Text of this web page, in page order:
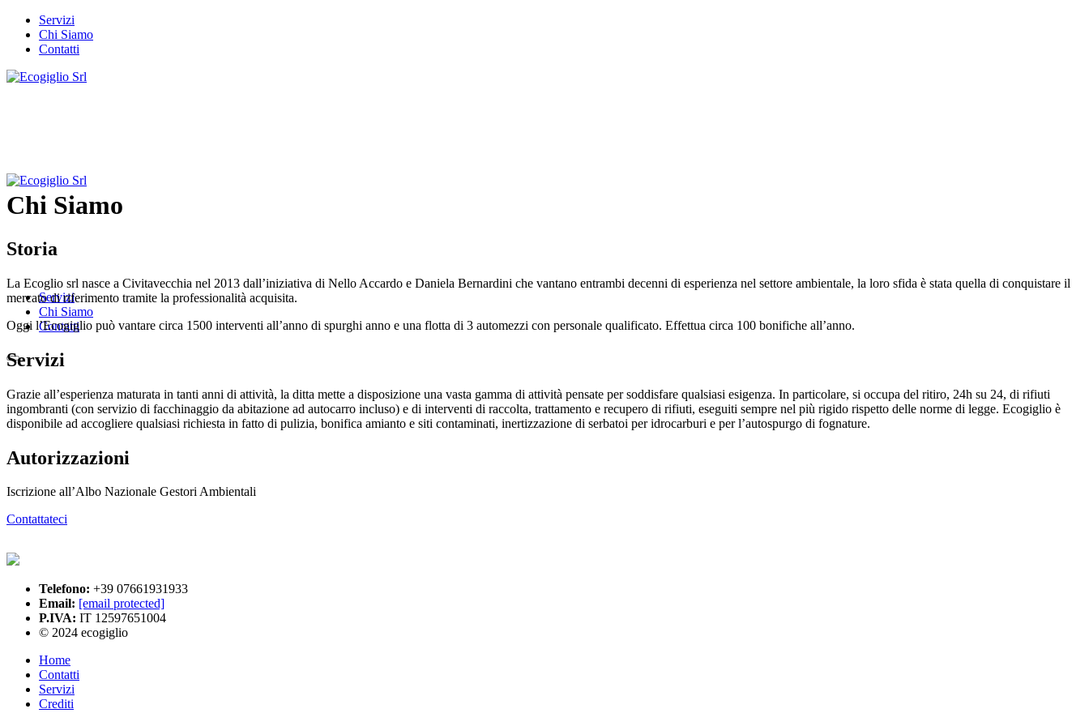
Servizi
Chi Siamo
Contatti
Servizi
Chi Siamo
Contatti
Chi Siamo
Storia
La Ecoglio srl nasce a Civitavecchia nel 2013 dall’iniziativa di Nello Accardo e Daniela Bernardini che vantano entrambi decenni di esperienza nel settore ambientale, la loro sfida è stata quella di conquistare il
mercato di riferimento tramite la professionalità acquisita.
Oggi l’Ecogiglio può vantare circa 1500 interventi all’anno di spurghi anno e una flotta di 3 automezzi con personale qualificato. Effettua circa 100 bonifiche all’anno.
Servizi
Grazie all’esperienza maturata in tanti anni di attività, la ditta mette a disposizione una vasta gamma di attività pensate per soddisfare qualsiasi esigenza. In particolare, si occupa del ritiro, 24h su 24, di rifiuti
ingombranti (con servizio di facchinaggio da abitazione ad autocarro incluso) e di interventi di raccolta, trattamento e recupero di rifiuti, eseguiti sempre nel più rigido rispetto delle norme di legge. Ecogiglio è
disponibile ad accogliere qualsiasi richiesta in fatto di pulizia, bonifica amianto e siti contaminati, inertizzazione di serbatoi per idrocarburi e per l’autospurgo di fognature.
Autorizzazioni
Iscrizione all’Albo Nazionale Gestori Ambientali
Contattateci
Telefono: +39 07661931933
Email: [email protected]
P.IVA: IT 12597651004
© 2024 ecogiglio
Home
Contatti
Servizi
Crediti